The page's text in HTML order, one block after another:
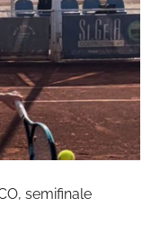
semifinale